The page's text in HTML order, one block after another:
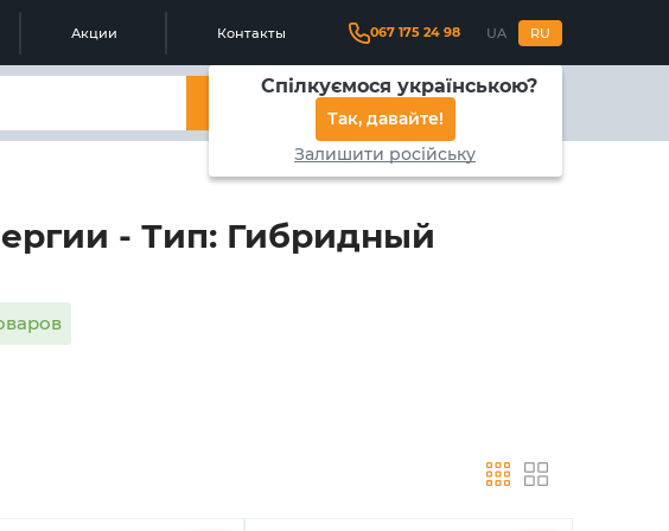
Акции Контакты 067 175 24 98 UA RU
Спілкуємося українською?
Так, давайте!
Залишити російську
- Тип: Гибридный